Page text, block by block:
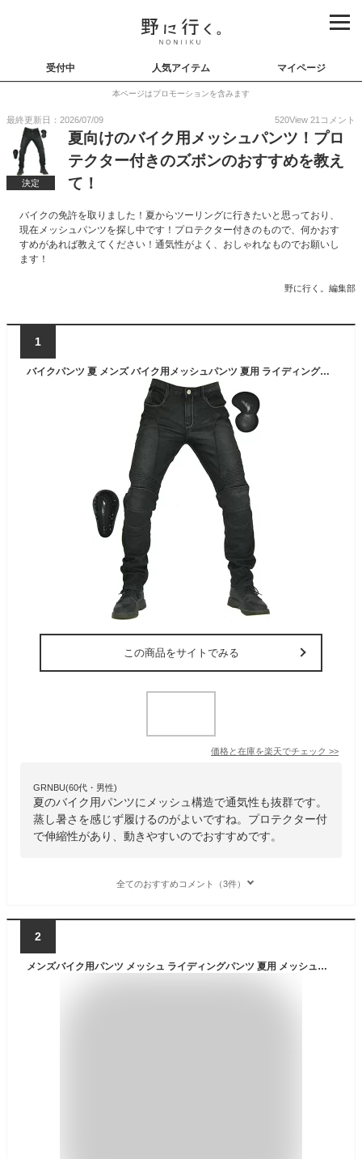
受付中 人気アイテム マイページ
本ページはプロモーションを含みます
最終更新日：2026/07/09 520View 21 コメント
決定
夏向けのバイク用メッシュパンツ！プロ
テクター付きのズボンのおすすめを教え
て！
バイクの免許を取りました！夏からツーリングに行きたいと思っており、
現在メッシュパンツを探し中です！プロテクター付きのもので、何かおす
すめがあれば教えてください！通気性がよく、おしゃれなものでお願いし
ます！
野に行く。編集部
1
バイクパンツ 夏 メンズ バイク用メッシュパンツ 夏用 ライディングパンツ プロテクター ライダースパンツ 通気
この商品をサイトでみる
価格と在庫を楽天でチェック >>
GRNBU(60代・男性)
夏のバイク用パンツにメッシュ構造で通気性も抜群です。
蒸し暑さを感じず履けるのがよいですね。プロテクター付
で伸縮性があり、動きやすいのでおすすめです。
全てのおすすめコメント（3件）
2
メンズバイク用パンツ メッシュ ライディングパンツ 夏用 メッシュパンツ プロテクター付き レーシングパンツ 通気性に優れ ライダースパンツ 耐磨耗性